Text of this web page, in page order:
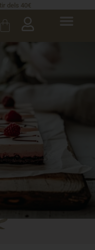
dels 40€